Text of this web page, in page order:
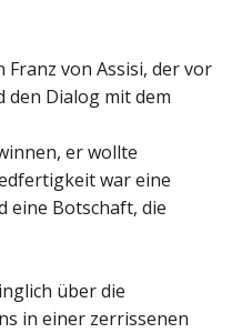
von Assisi, der vor
den Dialog mit dem
er wollte
war eine
eine Botschaft, die
über die
in einer zerrissenen